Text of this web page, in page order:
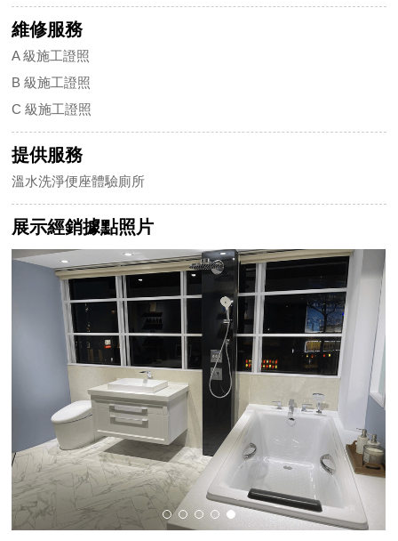
維修服務
A 級施工證照
B 級施工證照
C 級施工證照
提供服務
溫水洗淨便座體驗廁所
展示經銷據點照片